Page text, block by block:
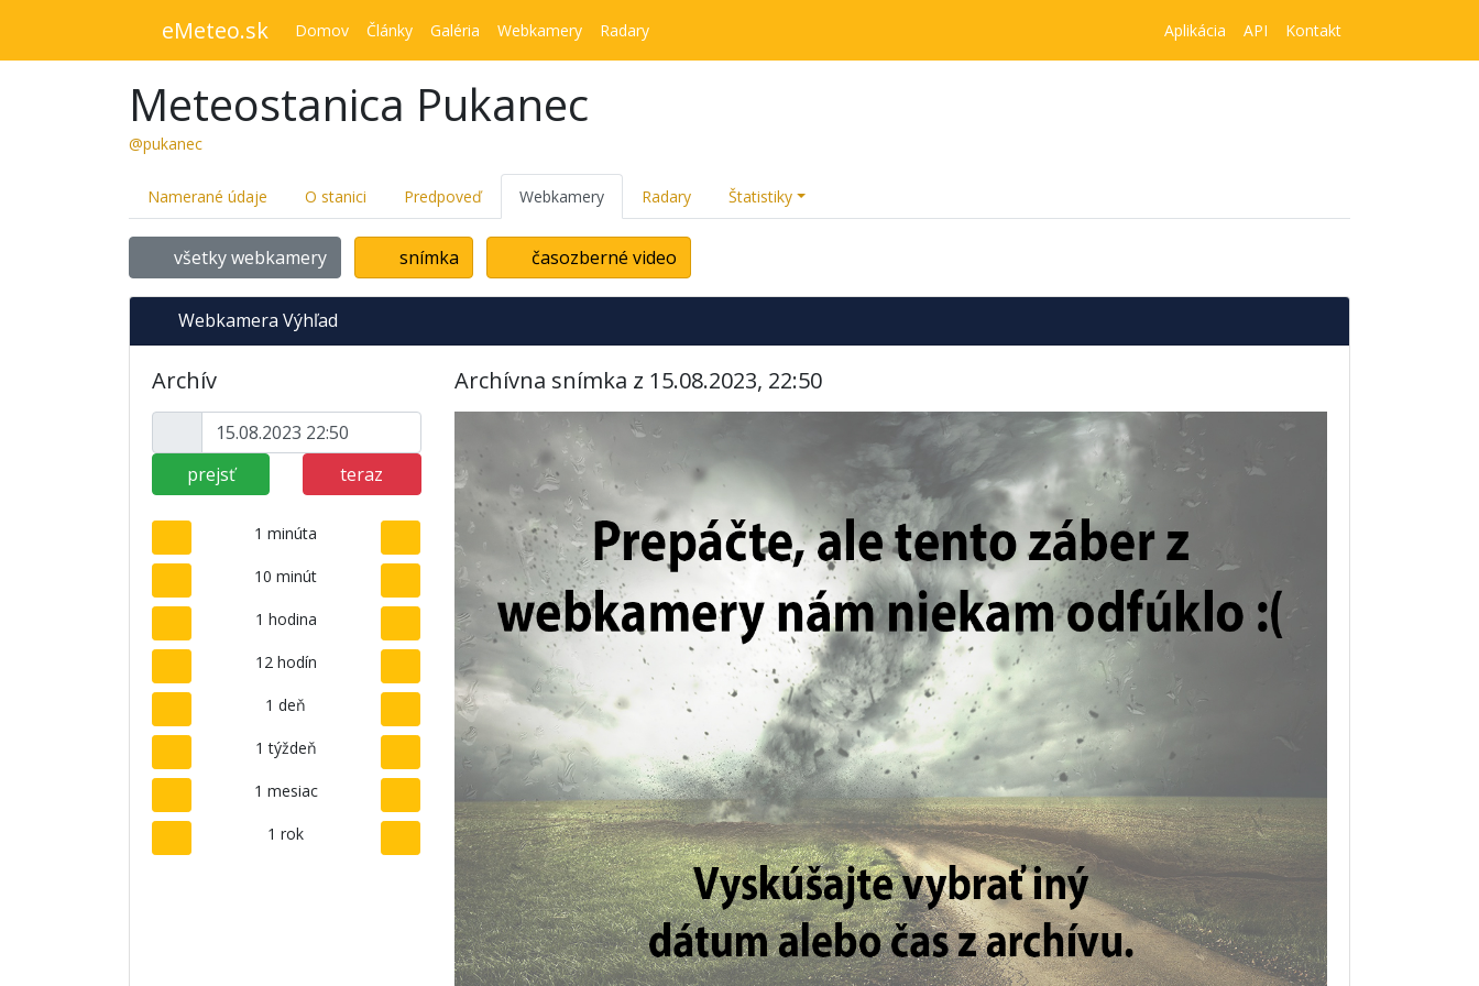
eMeteo.sk Domov Články Galéria Webkamery Radary Aplikácia API Kontakt
Meteostanica Pukanec
@pukanec
Namerané údaje O stanici Predpoveď Webkamery Radary Štatistiky
všetky webkamery snímka časozberné video
Webkamera Výhľad
Archív
prejsť teraz
1 minúta
10 minút
1 hodina
12 hodín
1 deň
1 týždeň
1 mesiac
1 rok
Archívna snímka z 15.08.2023, 22:50